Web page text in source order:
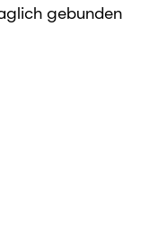
gebunden